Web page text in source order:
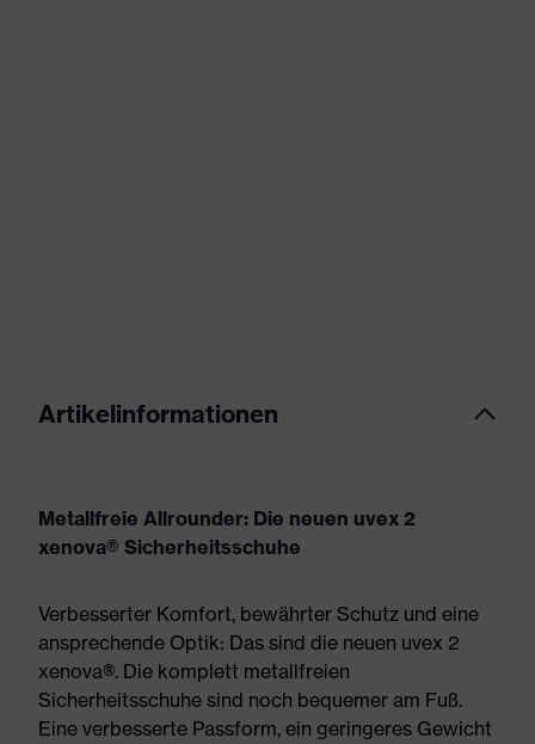
Artikelinformationen
Metallfreie Allrounder: Die neuen uvex 2
xenova® Sicherheitsschuhe
Verbesserter Komfort, bewährter Schutz und eine
ansprechende Optik: Das sind die neuen uvex 2
xenova®. Die komplett metallfreien
Sicherheitsschuhe sind noch bequemer am Fuß.
Eine verbesserte Passform, ein geringeres Gewicht